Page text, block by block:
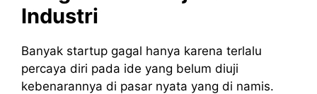
Industri
Banyak startup gagal hanya karena terlalu
percaya diri pada ide yang belum diuji
kebenarannya di pasar nyata yang di namis.